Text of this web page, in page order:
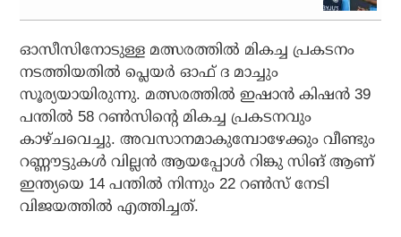
ഓസീസിനോടുള്ള മത്സരത്തില്‍ മികച്ച പ്രകടനം
നടത്തിയതില്‍ പ്ലെയര്‍ ഓഫ് ദ മാച്ചും
സൂര്യയായിരുന്നു. മത്സരത്തില്‍ ഇഷാന്‍ കിഷന്‍ 39
പന്തില്‍ 58 റണ്‍സിന്റെ മികച്ച പ്രകടനവും
കാഴ്ചവെച്ചു. അവസാനമാകുമ്പോഴേക്കും വീണ്ടും
റണ്ണൗട്ടുകള്‍ വില്ലന്‍ ആയപ്പോള്‍ റിങ്കു സിങ് ആണ്
ഇന്ത്യയെ 14 പന്തില്‍ നിന്നും 22 റണ്‍സ് നേടി
വിജയത്തില്‍ എത്തിച്ചത്.